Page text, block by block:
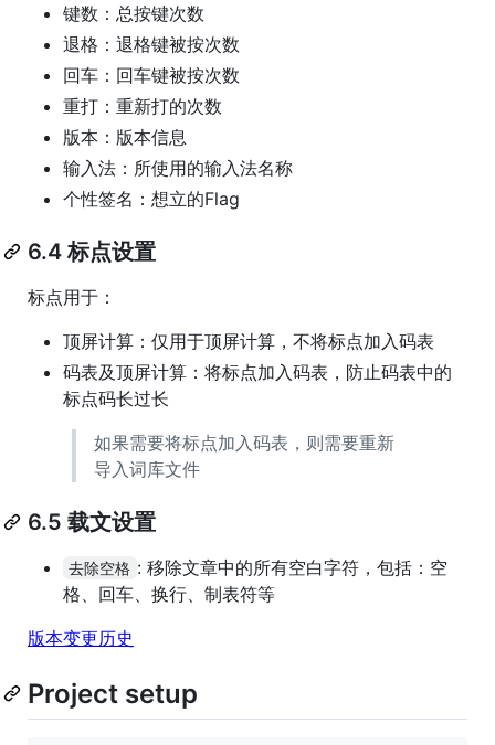
键数：总按键次数
退格：退格键被按次数
回车：回车键被按次数
重打：重新打的次数
版本：版本信息
输入法：所使用的输入法名称
个性签名：想立的Flag
6.4 标点设置
标点用于：
顶屏计算：仅用于顶屏计算，不将标点加入码表
码表及顶屏计算：将标点加入码表，防止码表中的
标点码长过长
如果需要将标点加入码表，则需要重新
导入词库文件
6.5 载文设置
去除空格 : 移除文章中的所有空白字符，包括：空
格、回车、换行、制表符等
版本变更历史
Project setup